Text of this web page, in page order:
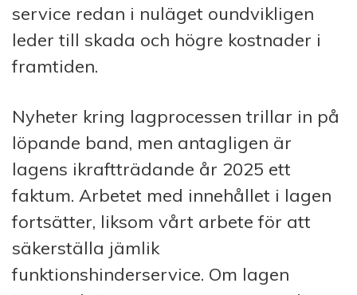
service redan i nuläget oundvikligen
leder till skada och högre kostnader i
framtiden.
Nyheter kring lagprocessen trillar in på
löpande band, men antagligen är
lagens ikraftträdande år 2025 ett
faktum. Arbetet med innehållet i lagen
fortsätter, liksom vårt arbete för att
säkerställa jämlik
funktionshinderservice. Om lagen